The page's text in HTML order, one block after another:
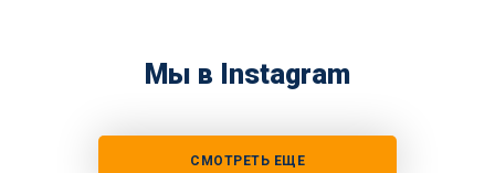
Мы в Instagram
СМОТРЕТЬ ЕЩЕ